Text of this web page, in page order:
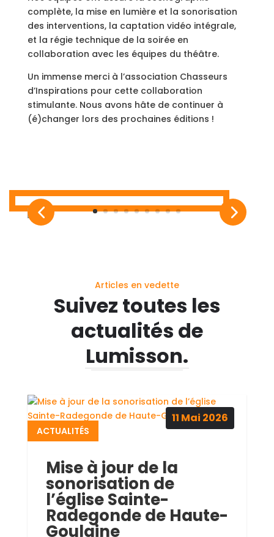
complète, la mise en lumière et la sonorisation
des interventions, la captation vidéo intégrale,
et la régie technique de la soirée en
collaboration avec les équipes du théâtre.
Un immense merci à l’association Chasseurs
d’Inspirations pour cette collaboration
stimulante. Nous avons hâte de continuer à
(é)changer lors des prochaines éditions !
Articles en vedette
Suivez toutes les
actualités de
Lumisson.
Mise à jour de la
sonorisation de
l’église Sainte-
Radegonde de Haute-
Goulaine
ACTUALITÉS
11 Mai 2026